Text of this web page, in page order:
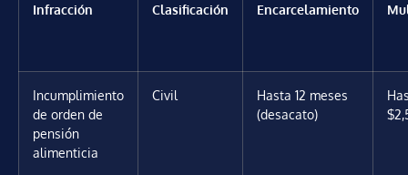
Infracción Clasificación Encarcelamiento
Incumplimiento
de orden de
pensión
alimenticia
Civil
Hasta 12 meses
(desacato)